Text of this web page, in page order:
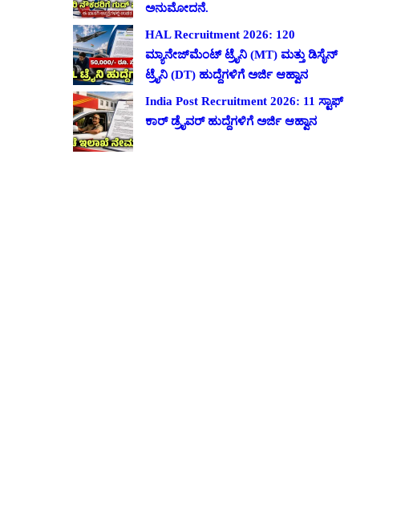
ಅನುಮೋದನೆ.
HAL Recruitment 2026: 120
ಮ್ಯಾನೇಜ್‌ಮೆಂಟ್ ಟ್ರೈನಿ (MT) ಮತ್ತು ಡಿಸೈನ್
ಟ್ರೈನಿ (DT) ಹುದ್ದೆಗಳಿಗೆ ಅರ್ಜಿ ಆಹ್ವಾನ
India Post Recruitment 2026: 11 ಸ್ಟಾಫ್
ಕಾರ್ ಡ್ರೈವರ್ ಹುದ್ದೆಗಳಿಗೆ ಅರ್ಜಿ ಆಹ್ವಾನ